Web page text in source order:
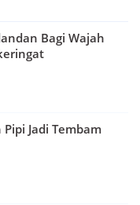
Bagi Wajah
Jadi Tembam